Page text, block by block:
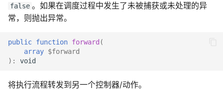
false 。如果在调度过程中发生了未被捕获或未处理的异
常，则抛出异常。
public function forward (
array $forward
) : void
将执行流程转发到另一个控制器/动作。